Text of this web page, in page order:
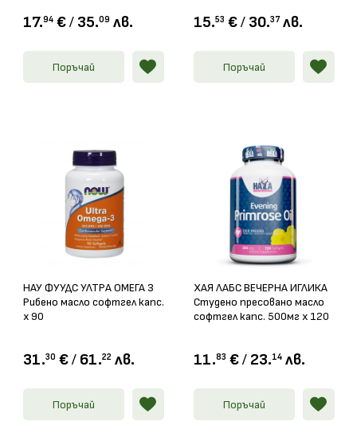
17.94 € / 35.09 лв.
Поръчай
15.53 € / 30.37 лв.
Поръчай
НАУ ФУУДС УЛТРА ОМЕГА 3
Рибено масло софтгел капс.
х 90
31.30 € / 61.22 лв.
Поръчай
ХАЯ ЛАБС ВЕЧЕРНА ИГЛИКА
Студено пресовано масло
софтгел капс. 500мг х 120
11.83 € / 23.14 лв.
Поръчай